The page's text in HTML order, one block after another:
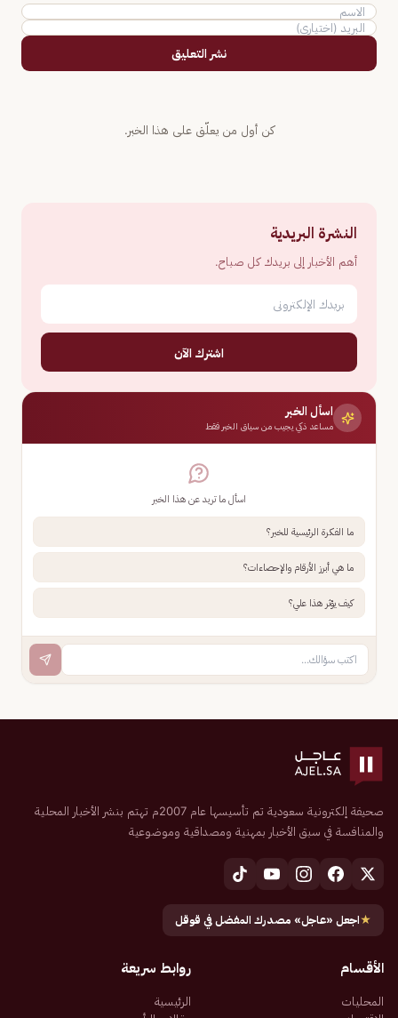
نشر التعليق
كن أول من يعلّق على هذا الخبر.
النشرة البريدية
أهم الأخبار إلى بريدك كل صباح.
اشترك الآن
اسأل الخبر
مساعد ذكي يجيب من سياق الخبر فقط
اسأل ما تريد عن هذا الخبر
ما الفكرة الرئيسية للخبر؟
ما هي أبرز الأرقام والإحصاءات؟
كيف يؤثر هذا علي؟
صحيفة إلكترونية سعودية تم تأسيسها عام 2007م تهتم بنشر الأخبار المحلية
والمنافسة في سبق الأخبار بمهنية ومصداقية وموضوعية
★اجعل «عاجل» مصدرك المفضل في قوقل
الأقسام
المحليات
روابط سريعة
الرئيسية